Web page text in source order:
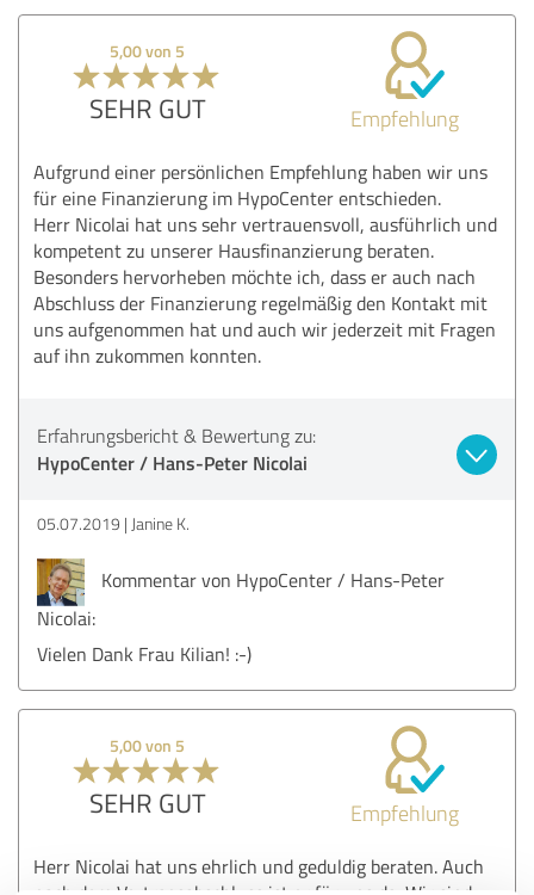
5,00 von 5
SEHR GUT Empfehlung
Aufgrund einer persönlichen Empfehlung haben wir uns
für eine Finanzierung im HypoCenter entschieden.
Herr Nicolai hat uns sehr vertrauensvoll, ausführlich und
kompetent zu unserer Hausfinanzierung beraten.
Besonders hervorheben möchte ich, dass er auch nach
Abschluss der Finanzierung regelmäßig den Kontakt mit
uns aufgenommen hat und auch wir jederzeit mit Fragen
auf ihn zukommen konnten.
Erfahrungsbericht & Bewertung zu:
HypoCenter / Hans-Peter Nicolai
05.07.2019 Janine K.
Kommentar von HypoCenter / Hans-Peter
Nicolai:
Vielen Dank Frau Kilian! :-)
5,00 von 5
SEHR GUT Empfehlung
Herr Nicolai hat uns ehrlich und geduldig beraten. Auch